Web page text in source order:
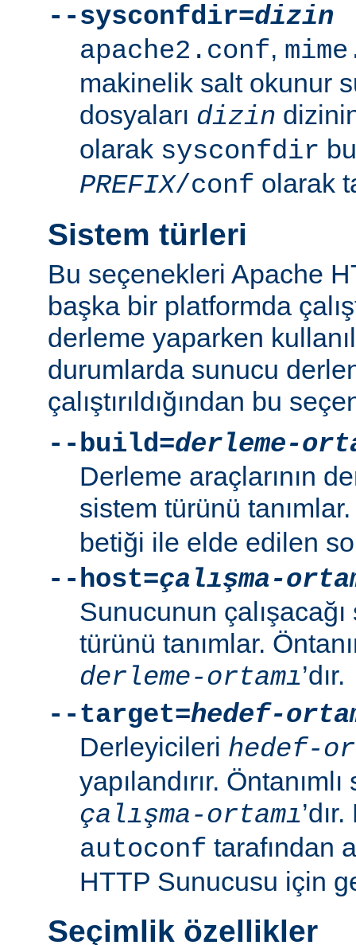
--sysconfdir=dizin
apache2.conf,
makinelik salt okunur
dosyaları dizin
olarak sysconfdir
PREFIX/conf olarak
Sistem türleri
Bu seçenekleri Apache
başka bir platformda
derleme yaparken
durumlarda sunucu
çalıştırıldığından bu
--build=derleme-
Derleme araçlarının
sistem türünü
betiği ile elde edilen
--host=çalışma-
Sunucunun
türünü tanımlar.
derleme-ortamı’dır.
--target=hedef-
Derleyicileri hedef-
yapılandırır.
çalışma-ortamı
autoconf tarafından
HTTP Sunucusu için
Seçimlik özellikler